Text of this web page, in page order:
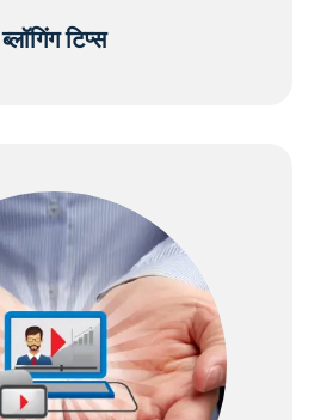
ब्लॉगिंग टिप्स